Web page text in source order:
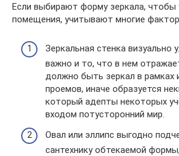
Если выбирают форму зеркала, чтобы
помещения, учитывают многие
Зеркальная стенка визуально
важно и то, что в нем
должно быть зеркал в рамках
проемов, иначе образуется
который адепты некоторых
входом потусторонний мир.
Овал или эллипс выгодно
сантехнику обтекаемой